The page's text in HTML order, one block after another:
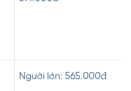
Người lớn: 565.000đ